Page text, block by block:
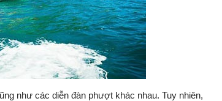
như các diễn đàn phượt khác nhau. Tuy nhiên,